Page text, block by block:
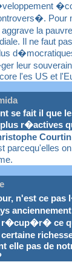
la
Il ne faut
leur
l'es US et
se fait il que
r�actives
parcequ'elles
n'est ce pas
r�cup�r� ce
elle pas de